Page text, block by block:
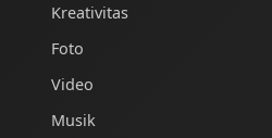
Kreativitas
Foto
Video
Musik